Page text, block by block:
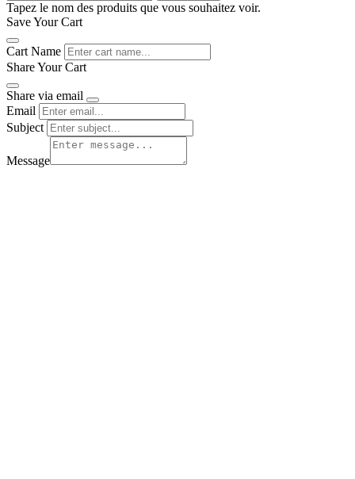
Tapez le nom des produits que vous souhaitez voir.
Save Your Cart
Cart Name
Share Your Cart
Share via email
Email
Subject
Message